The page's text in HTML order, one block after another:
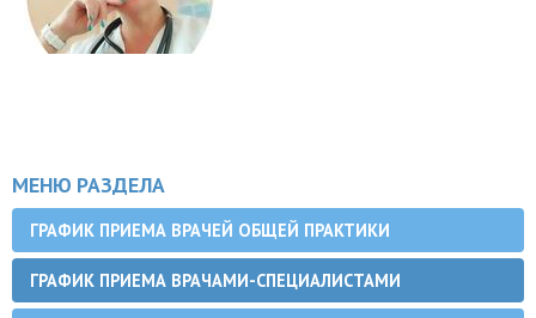
МЕНЮ РАЗДЕЛА
ГРАФИК ПРИЕМА ВРАЧЕЙ ОБЩЕЙ ПРАКТИКИ
ГРАФИК ПРИЕМА ВРАЧАМИ-СПЕЦИАЛИСТАМИ